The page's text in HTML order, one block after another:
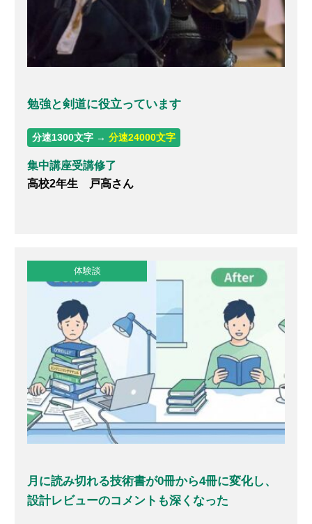
勉強と剣道に役立っています
分速1300文字 →分速24000文字
集中講座受講修了
高校2年生 戸高さん
体験談
月に読み切れる技術書が0冊から4冊に変化し、
設計レビューのコメントも深くなった